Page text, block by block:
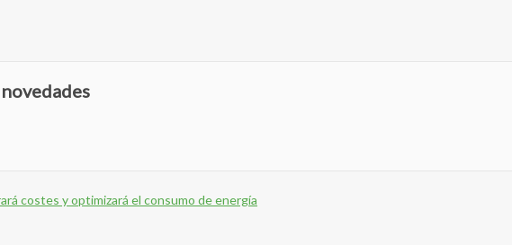
costes y optimizará el consumo de energía